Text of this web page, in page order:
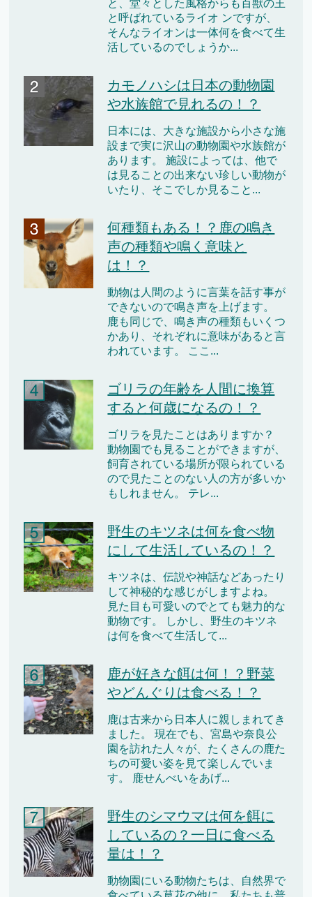
と、堂々とした風格からも百獣の王
と呼ばれているライオ ンですが、
そんなライオンは一体何を食べて生
活しているのでしょうか...
カモノハシは日本の動物園
や水族館で見れるの！？
日本には、大きな施設から小さな施
設まで実に沢山の動物園や水族館が
あります。 施設によっては、他で
は見ることの出来ない珍しい動物が
いたり、そこでしか見ること...
何種類もある！？鹿の鳴き
声の種類や鳴く意味と
は！？
動物は人間のように言葉を話す事が
できないので鳴き声を上げます。
鹿も同じで、鳴き声の種類もいくつ
かあり、それぞれに意味があると言
われています。 ここ...
ゴリラの年齢を人間に換算
すると何歳になるの！？
ゴリラを見たことはありますか？
動物園でも見ることができますが、
飼育されている場所が限られている
ので見たことのない人の方が多いか
もしれません。 テレ...
野生のキツネは何を食べ物
にして生活しているの！？
キツネは、伝説や神話などあったり
して神秘的な感じがしますよね。
見た目も可愛いのでとても魅力的な
動物です。 しかし、野生のキツネ
は何を食べて生活して...
鹿が好きな餌は何！？野菜
やどんぐりは食べる！？
鹿は古来から日本人に親しまれてき
ました。 現在でも、宮島や奈良公
園を訪れた人々が、たくさんの鹿た
ちの可愛い姿を見て楽しんでいま
す。 鹿せんべいをあげ...
野生のシマウマは何を餌に
しているの？一日に食べる
量は！？
動物園にいる動物たちは、自然界で